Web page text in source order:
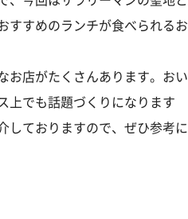
すすめのランチが食べられるお
お店がたくさんあります。おい
上でも話題づくりになります
しておりますので、ぜひ参考に